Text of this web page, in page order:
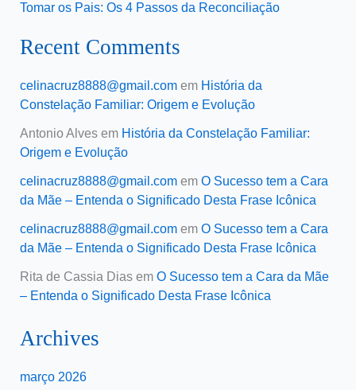
Tomar os Pais: Os 4 Passos da Reconciliação
Recent Comments
celinacruz8888@gmail.comem História da
Constelação Familiar: Origem e Evolução
Antonio Alvesem História da Constelação Familiar:
Origem e Evolução
celinacruz8888@gmail.comem O Sucesso tem a Cara
da Mãe – Entenda o Significado Desta Frase Icônica
celinacruz8888@gmail.comem O Sucesso tem a Cara
da Mãe – Entenda o Significado Desta Frase Icônica
Rita de Cassia Diasem O Sucesso tem a Cara da Mãe
– Entenda o Significado Desta Frase Icônica
Archives
março 2026